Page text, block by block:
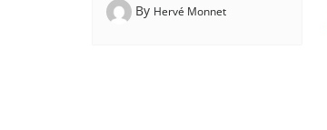
By Hervé Monnet